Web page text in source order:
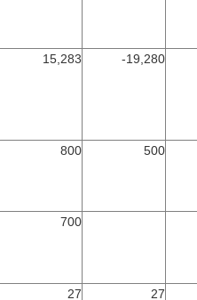
15,283 -19,280
800 500
700
27 27